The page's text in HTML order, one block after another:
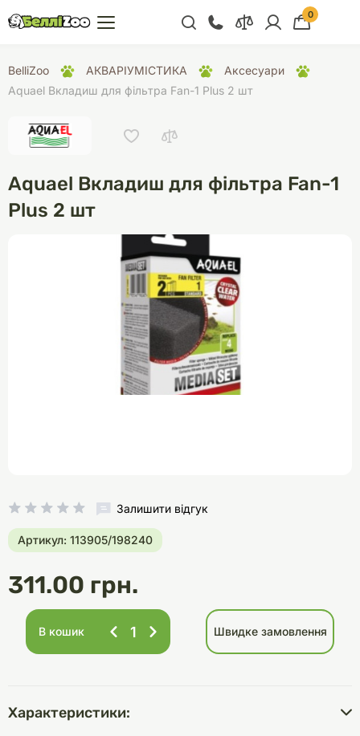
+38 (068) 300 91 91
Відділ продажу
+38 (099) 300 91 91
Відділ підтримки
0
BelliZoo АКВАРІУМІСТИКА
Аксесуари
Aquael Вкладиш для фільтра Fan-1 Plus 2 шт
Aquael Вкладиш для фільтра Fan-1
Plus 2 шт
Залишити відгук
Артикул: 113905/198240
311.00 грн.
В кошик Швидке замовлення
Характеристики: